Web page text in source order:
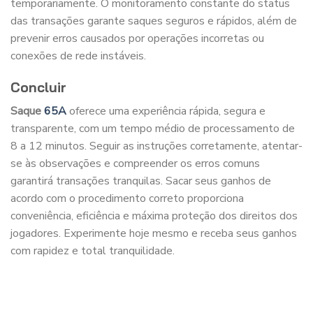
temporariamente. O monitoramento constante do status
das transações garante saques seguros e rápidos, além de
prevenir erros causados ​​por operações incorretas ou
conexões de rede instáveis.
Concluir
Saque65Aoferece uma experiência rápida, segura e
transparente, com um tempo médio de processamento de
8 a 12 minutos. Seguir as instruções corretamente, atentar-
se às observações e compreender os erros comuns
garantirá transações tranquilas. Sacar seus ganhos de
acordo com o procedimento correto proporciona
conveniência, eficiência e máxima proteção dos direitos dos
jogadores. Experimente hoje mesmo e receba seus ganhos
com rapidez e total tranquilidade.